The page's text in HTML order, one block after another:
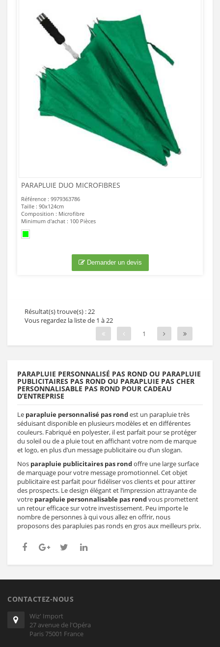
PARAPLUIE DUO MICROFIBRES
Référence : 9979363786
Taille : 90x124cm
Composition : Microfibre
Minimum d'achat : 100 Pièces
Demander un devis
Résultat(s) trouve(s) : 22
Vous regardez la liste de 1 à 22
1
PARAPLUIE PERSONNALISÉ PAS ROND OU PARAPLUIE
PUBLICITAIRES PAS ROND OU PARAPLUIE PAS CHER
PERSONNALISABLE PAS ROND POUR CADEAU
D’ENTREPRISE
Le parapluie personnalisé pas rondest un parapluie très
séduisant disponible en plusieurs modèles et en différentes
couleurs. Fabriqué en polyester, il est parfait pour se protéger
du soleil ou de a pluie tout en affichant votre nom de marque
et logo, en plus d’un message publicitaire ou d’un slogan.
Nos parapluie publicitaires pas rondoffre une large surface
de marquage pour votre message promotionnel. Cet objet
publicitaire est parfait pour fidéliser vos clients et pour attirer
des prospects. Le design élégant et l’impression attrayante de
votre parapluie personnalisable pas rondvous promettent
un retour efficace sur votre investissement. Peu importe le
nombre de personnes à qui vous allez en offrir, nous
proposons des parapluies pas ronds en gros aux meilleurs prix.
CONTACTEZ-NOUS
Wiz' Import
27 avenue de l'Opéra
Paris 75001 France